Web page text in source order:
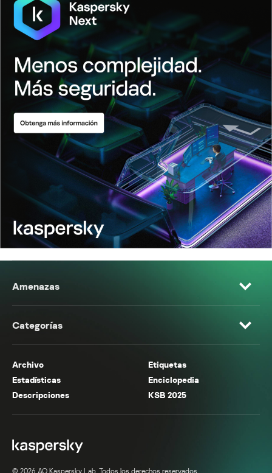
Amenazas
Categorías
Archivo
Etiquetas
Estadísticas
Enciclopedia
Descripciones
KSB 2025
© 2026 AO Kaspersky Lab. Todos los derechos reservados.